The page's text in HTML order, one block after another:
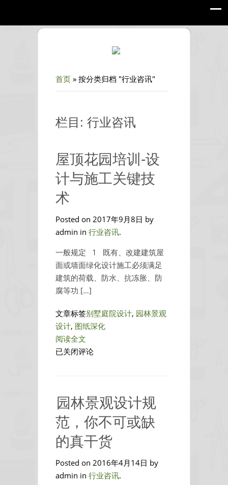
首页 » 按分类归档 "行业咨讯"
栏目: 行业咨讯
屋顶花园培训-设
计与施工关键技
术
Posted on 2017年9月8日 by
admin in 行业咨讯.
一般规定 1 既有、改建建筑屋
面或墙面绿化设计施工必须满足
建筑的荷载、防水、抗冻胀、防
腐等功 […]
文章标签别墅庭院设计, 园林景观
设计, 图纸深化
阅读全文
屋
培
训-
设
计
施
工
已关闭评论
园林景观设计规
范，你不可或缺
的真干货
Posted on 2016年4月14日 by
admin in 行业咨讯.